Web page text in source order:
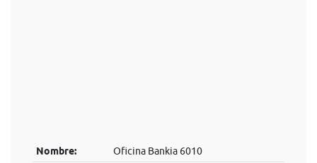
Nombre: Oficina Bankia 6010